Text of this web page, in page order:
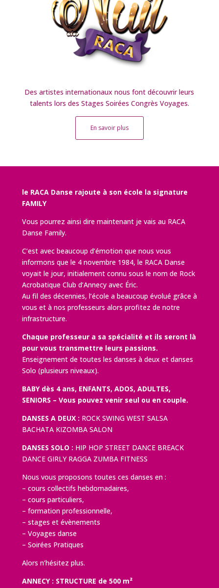
Des artistes internationaux nous font découvrir leurs
talents lors des Stages Soirées Congrès Voyages.
En savoir plus
le RACA Danse rajoute à son école la signature
FAMILY
Vous pourrez ainsi dire maintenant je vais au RACA
Danse Family.
C’est avec beaucoup d’émotion que nous vous
informons que le 4 novembre 1984, le RACA Danse
voyait le jour, initialement connu sous le nom de Rock
Acrobatique Club d’Annecy avec Éric.
Au fil des décennies, l’école a beaucoup évolué grâce à
vous et à nos professeurs alors profitez de notre
infrastructure.
Chaque professeur a sa spécialité et ils seront là
pour vous transmettre leurs passions.
Enseignement de toutes les danses à deux et danses
Solo (plusieurs niveaux).
BABY dès 4 ans, ENFANTS, ADOS, ADULTES,
SENIORS – Vous pouvez venir seul ou en couple.
DANSES A DEUX : ROCK SWING WEST SALSA
BACHATA KIZOMBA SALON
DANSES SOLO : HIP HOP STREET DANCE BREACK
DANCE GIRLY RAGGA ZUMBA FITNESS
Nous vous proposons toutes ces danses en :
– cours collectifs hebdomadaires,
– cours particuliers,
– formation professionnelle,
– stages et évènements
– Voyages danse
– Soirées Pratiques
Alors n’hésitez plus.
ANNECY : STRUCTURE de 500 m²